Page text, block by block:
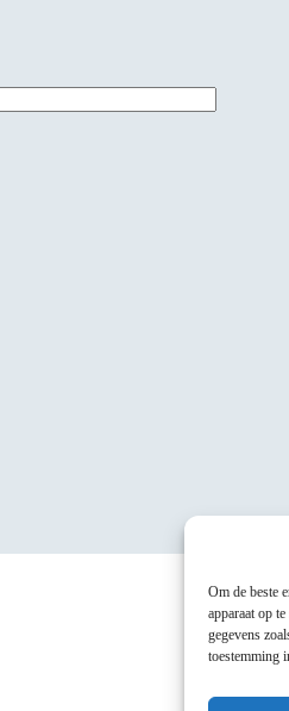
Om de beste
apparaat op
gegevens
toestemming